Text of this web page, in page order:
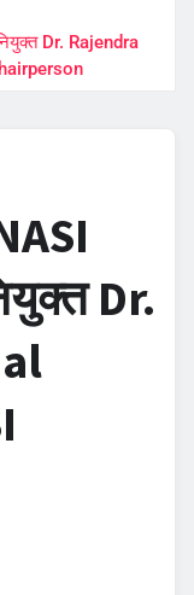
Dr. Rajendra
Dr.